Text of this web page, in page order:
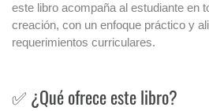
este libro acompaña al estudiante en
creación, con un enfoque práctico y
requerimientos curriculares.
✅ ¿Qué ofrece este libro?